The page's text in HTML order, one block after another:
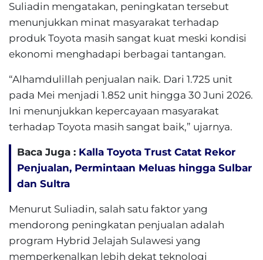
Suliadin mengatakan, peningkatan tersebut
menunjukkan minat masyarakat terhadap
produk Toyota masih sangat kuat meski kondisi
ekonomi menghadapi berbagai tantangan.
“Alhamdulillah penjualan naik. Dari 1.725 unit
pada Mei menjadi 1.852 unit hingga 30 Juni 2026.
Ini menunjukkan kepercayaan masyarakat
terhadap Toyota masih sangat baik,” ujarnya.
Baca Juga : Kalla Toyota Trust Catat Rekor
Penjualan, Permintaan Meluas hingga Sulbar
dan Sultra
Menurut Suliadin, salah satu faktor yang
mendorong peningkatan penjualan adalah
program Hybrid Jelajah Sulawesi yang
memperkenalkan lebih dekat teknologi